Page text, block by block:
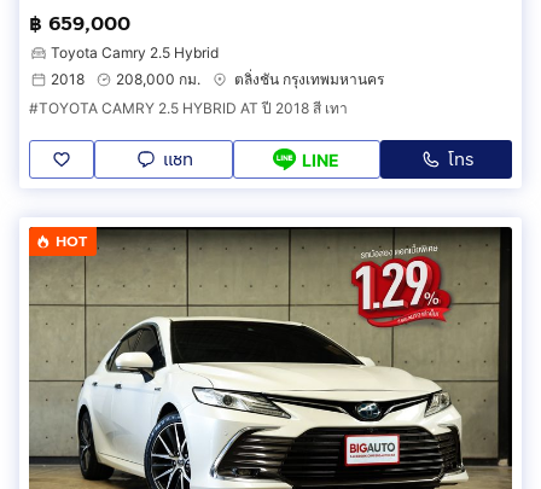
฿ 659,000
Toyota Camry 2.5 Hybrid
2018
208,000 กม.
ตลิ่งชัน กรุงเทพมหานคร
#TOYOTA CAMRY 2.5 HYBRID AT ปี 2018 สี เทา
แชท LINE โทร
HOT